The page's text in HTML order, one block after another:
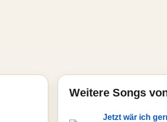
Weitere Songs
Jetzt wär ich